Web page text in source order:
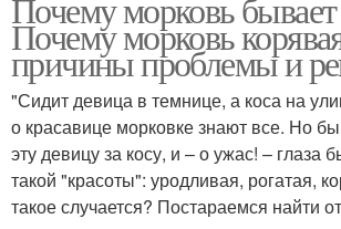
Почему морковь
причины проблемы и
"Сидит девица в темнице, а коса на
о красавице морковке знают все. Но
эту девицу за косу, и – о ужас! – глаза
такой "красоты": уродливая, рогатая,
такое случается? Постараемся найти